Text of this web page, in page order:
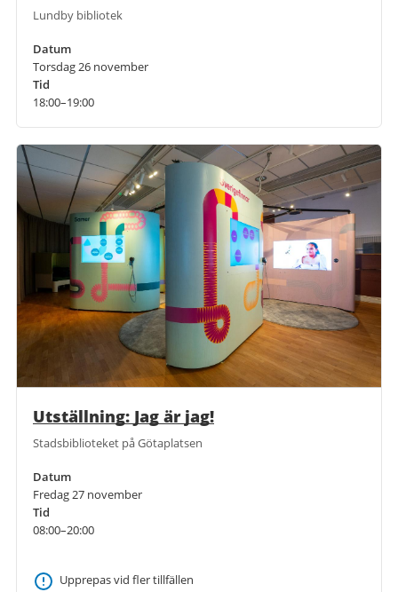
Lundby bibliotek
Datum
Torsdag 26 november
Tid
18:00–19:00
Utställning: Jag är jag!
Stadsbiblioteket på Götaplatsen
Datum
Fredag 27 november
Tid
08:00–20:00
Upprepas vid fler tillfällen